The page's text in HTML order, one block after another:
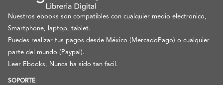
Nuestros ebooks son compatibles con cualquier medio electronico,
Smartphone, laptop, tablet.
Puedes realizar tus pagos desde México (MercadoPago) o cualquier
parte del mundo (Paypal).
Leer Ebooks, Nunca ha sido tan facil.
SOPORTE